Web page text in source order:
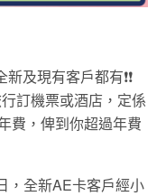
新及現有客戶都有❗❗
訂機票或酒店，定係
費，俾到你超過年費
，全新AE卡客戶經小